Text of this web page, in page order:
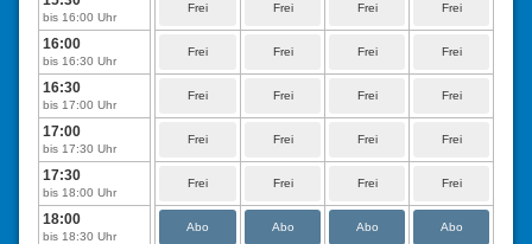
bis 16:00 Uhr
16:00
bis 16:30 Uhr
16:30
bis 17:00 Uhr
17:00
bis 17:30 Uhr
17:30
bis 18:00 Uhr
18:00
bis 18:30 Uhr
Frei Frei Frei Frei
Frei Frei Frei Frei
Frei Frei Frei Frei
Frei Frei Frei Frei
Frei Frei Frei Frei
Abo Abo Abo Abo